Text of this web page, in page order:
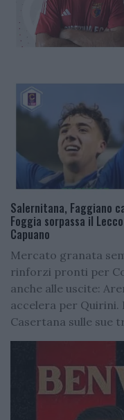
Salernitana, Faggiano
Foggia sorpassa il
Capuano
Mercato granata
rinforzi pronti per
anche alle uscite:
accelera per Quirini.
Casertana sulle sue